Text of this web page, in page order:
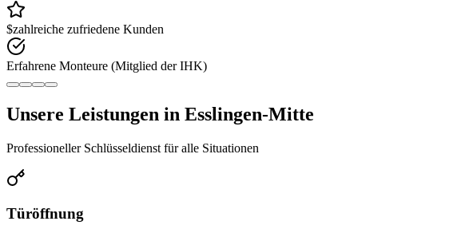
$zahlreiche zufriedene Kunden
Erfahrene Monteure (Mitglied der IHK)
Unsere Leistungen in Esslingen-Mitte
Professioneller Schlüsseldienst für alle Situationen
Türöffnung